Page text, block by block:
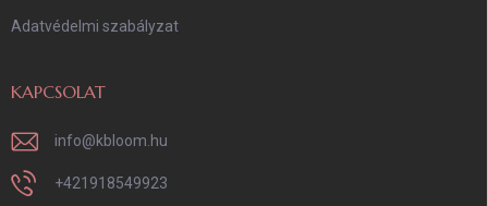
Adatvédelmi szabályzat
KAPCSOLAT
info@kbloom.hu
+421918549923